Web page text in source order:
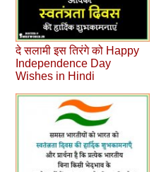
दे सलामी इस तिरंगे को Happy
Independence Day
Wishes in Hindi